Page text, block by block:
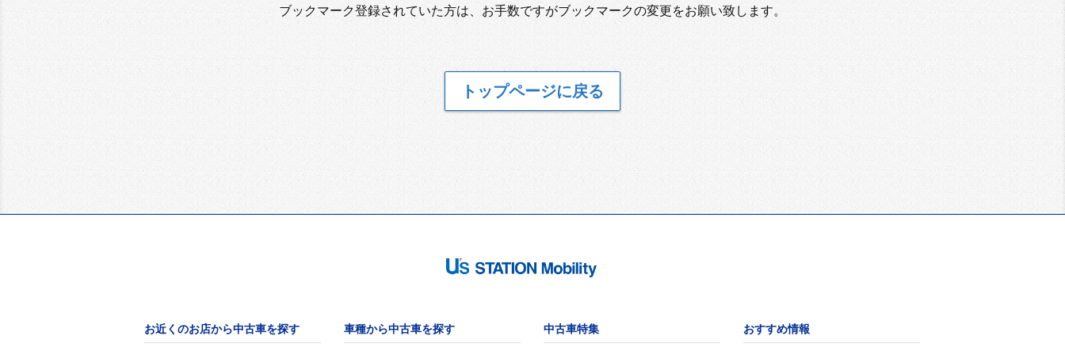
ブックマーク登録されていた方は、お手数ですがブックマークの変更をお願い致します。
トップページに戻る
お近くのお店から中古車を探す 車種から中古車を探す 中古車特集 おすすめ情報